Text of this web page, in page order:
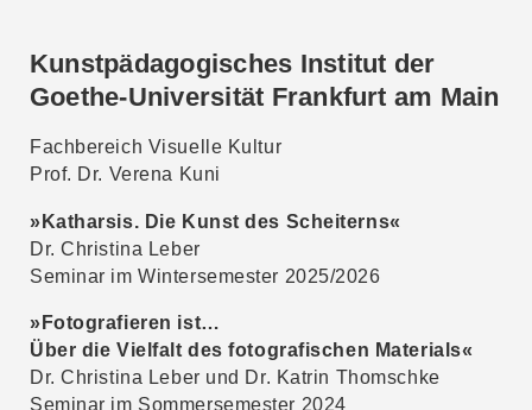
Kunstpädagogisches Institut der
Goethe-Universität Frankfurt am Main
Fachbereich Visuelle Kultur
Prof. Dr. Verena Kuni
»Katharsis. Die Kunst des Scheiterns«
Dr. Christina Leber
Seminar im Wintersemester 2025/2026
»Fotografieren ist…
Über die Vielfalt des fotografischen Materials«
Dr. Christina Leber und Dr. Katrin Thomschke
Seminar im Sommersemester 2024